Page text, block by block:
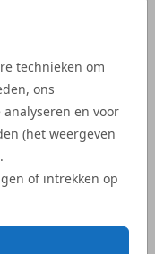
technieken om
ons
en voor
(het weergeven
of intrekken op
van
Dijs
Zowel
veel
-